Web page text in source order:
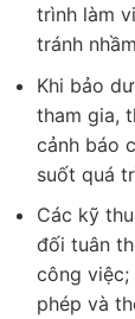
trình làm
tránh
Khi bảo
tham gia,
cảnh báo
suốt quá
Các kỹ
đối tuân
công việc;
phép và